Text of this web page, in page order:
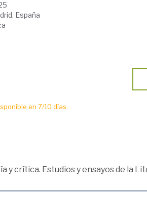
España
en 7/10 días.
y crítica. Estudios y ensayos de la